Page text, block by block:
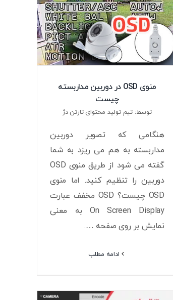
منوی OSD در دوربین مداربسته
چیست
توسط: تیم تولید محتوای تارتن دژ
هنگامی که تصویر دوربین
مداربسته به هم می ریزد به شما
گفته می شود از طریق منوی OSD
دوربین را تنظیم کنید. اما منوی
OSD چیست؟ OSD مخفف عبارت
On Screen Display به معنی
نمایش بر روی صفحه ….
ادامه مطلب